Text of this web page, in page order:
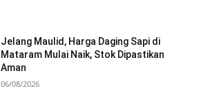
Jelang Maulid, Harga Daging Sapi di
Mataram Mulai Naik, Stok Dipastikan
Aman
06/08/2026